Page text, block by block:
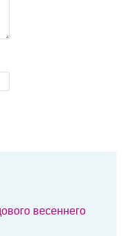
весеннего